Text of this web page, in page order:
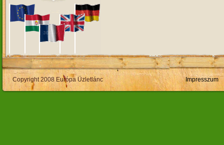
Copyright 2008 Európa Üzletlánc Impresszum